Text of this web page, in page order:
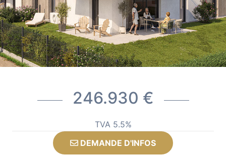
246.930 €
TVA 5.5%
DEMANDE D'INFOS